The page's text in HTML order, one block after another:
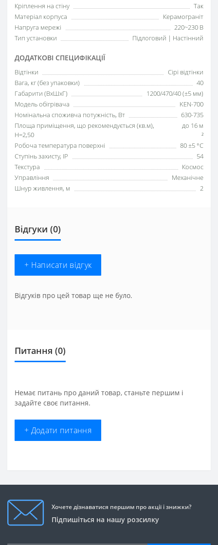
Кріплення на стіну
Так
Матеріал корпуса
Керамограніт
Напруга мережі
220~230 В
Тип установки
Підлоговий | Настінний
ДОДАТКОВІ СПЕЦИФІКАЦІЇ
Відтінки
Сірі відтінки
Вага, кг (без упаковки)
40
Габарити (ВхШхГ)
1200/470/40 (±5 мм)
Модель обігрівача
KEN-700
Номінальна споживча потужність, Вт
630-735
Площа приміщення, що рекомендується (кв.м),
H=2,50
до 16 м
²
Робоча температура поверхні
80 ±5 °С
Ступінь захисту, IP
54
Текстура
Космос
Управління
Механічне
Шнур живлення, м
2
Відгуки (0)
+ Написати відгук
Відгуків про цей товар ще не було.
Питання (0)
Немає питань про даний товар, станьте першим і
задайте своє питання.
+ Додати питання
Хочете дізнаватися першим про акції і знижки?
Підпишіться на нашу розсилку